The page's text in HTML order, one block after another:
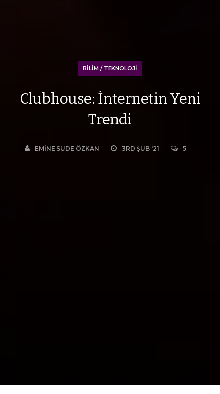
BILIM / TEKNOLOJI
Clubhouse: İnternetin Yeni
Trendi
EMINE SUDE ÖZKAN 3RD ŞUB '21 5